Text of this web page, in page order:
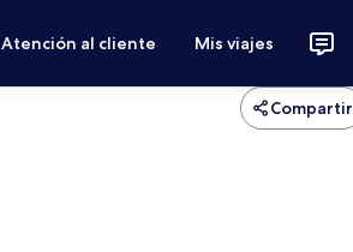
Atención al cliente Mis viajes
Compartir